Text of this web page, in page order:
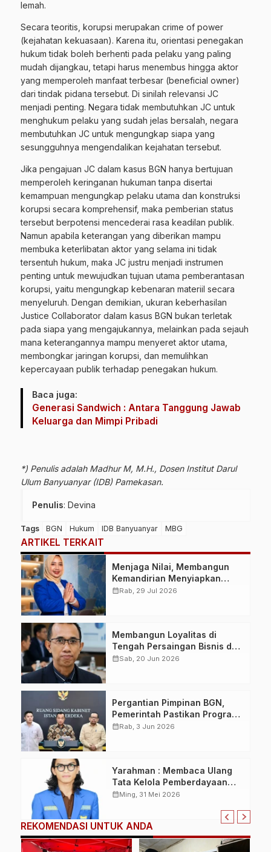
lemah.
Secara teoritis, korupsi merupakan crime of power
(kejahatan kekuasaan). Karena itu, orientasi penegakan
hukum tidak boleh berhenti pada pelaku yang paling
mudah dijangkau, tetapi harus menembus hingga aktor
yang memperoleh manfaat terbesar (beneficial owner)
dari tindak pidana tersebut. Di sinilah relevansi JC
menjadi penting. Negara tidak membutuhkan JC untuk
menghukum pelaku yang sudah jelas bersalah, negara
membutuhkan JC untuk mengungkap siapa yang
sesungguhnya mengendalikan kejahatan tersebut.
Jika pengajuan JC dalam kasus BGN hanya bertujuan
memperoleh keringanan hukuman tanpa disertai
kemampuan mengungkap pelaku utama dan konstruksi
korupsi secara komprehensif, maka pemberian status
tersebut berpotensi mencederai rasa keadilan publik.
Namun apabila keterangan yang diberikan mampu
membuka keterlibatan aktor yang selama ini tidak
tersentuh hukum, maka JC justru menjadi instrumen
penting untuk mewujudkan tujuan utama pemberantasan
korupsi, yaitu mengungkap kebenaran materiil secara
menyeluruh. Dengan demikian, ukuran keberhasilan
Justice Collaborator dalam kasus BGN bukan terletak
pada siapa yang mengajukannya, melainkan pada sejauh
mana keterangannya mampu menyeret aktor utama,
membongkar jaringan korupsi, dan memulihkan
kepercayaan publik terhadap penegakan hukum.
Baca juga:
Generasi Sandwich : Antara Tanggung Jawab
Keluarga dan Mimpi Pribadi
*) Penulis adalah Madhur M, M.H., Dosen Institut Darul
Ulum Banyuanyar (IDB) Pamekasan.
Penulis: Devina
Tags BGN Hukum IDB Banyuanyar MBG
ARTIKEL TERKAIT
Menjaga Nilai, Membangun
Kemandirian Menyiapkan
Kepemimpinan Ekonomi
calendar_monthRab, 29 Jul 2026
Membangun Loyalitas di
Tengah Persaingan Bisnis dan
Era Digital
calendar_monthSab, 20 Jun 2026
Pergantian Pimpinan BGN,
Pemerintah Pastikan Program
Makan Bergizi Gratis Tetap
calendar_monthRab, 3 Jun 2026
Yarahman : Membaca Ulang
Tata Kelola Pemberdayaan
dan Subjektivitas Gerakan
calendar_monthMing, 31 Mei 2026
REKOMENDASI UNTUK ANDA